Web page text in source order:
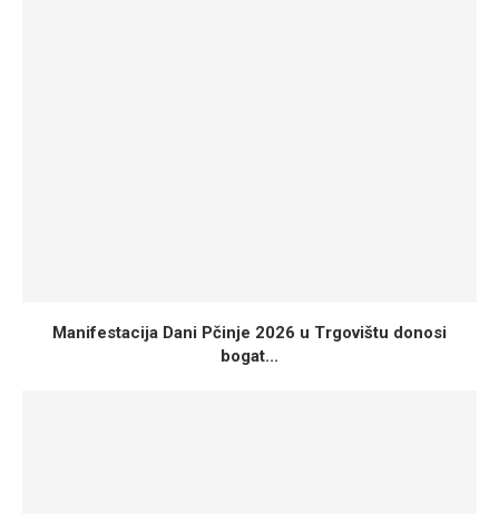
Manifestacija Dani Pčinje 2026 u Trgovištu donosi
bogat...